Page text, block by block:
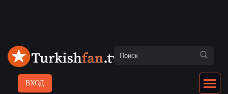
ВХОД